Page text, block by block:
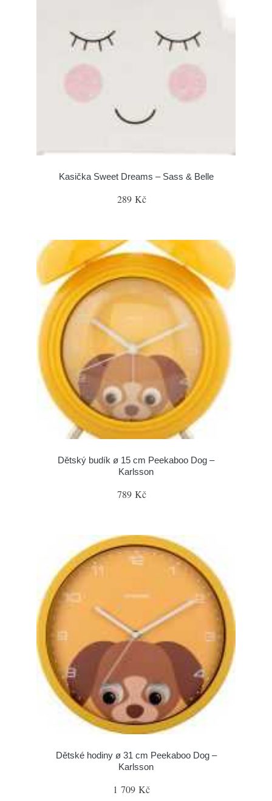
Kasička Sweet Dreams – Sass & Belle
289 Kč
Dětský budík ø 15 cm Peekaboo Dog –
Karlsson
789 Kč
Dětské hodiny ø 31 cm Peekaboo Dog –
Karlsson
1 709 Kč